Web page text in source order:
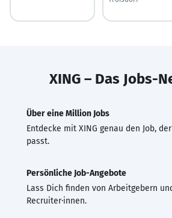
XING – Das Jobs-
Über eine Million Jobs
Entdecke mit XING genau den Job,
passt.
Persönliche Job-Angebote
Lass Dich finden von Arbeitgebern
Recruiter·innen.